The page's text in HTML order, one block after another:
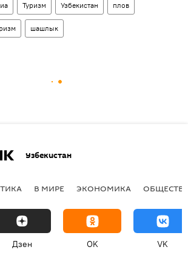
Туризм Узбекистан плов
шашлык
Узбекистан
В МИРЕ ЭКОНОМИКА
Дзен OK VK